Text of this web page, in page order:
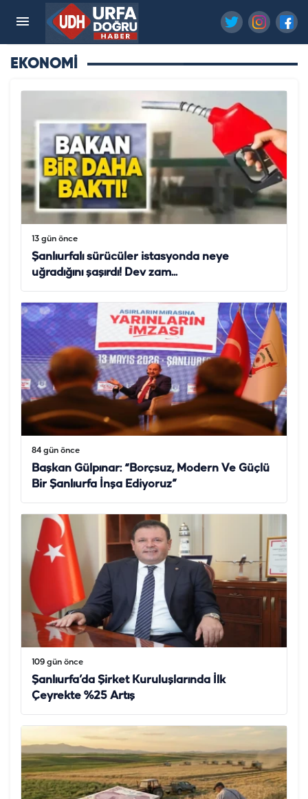
EKONOMİ
13 gün önce
Şanlıurfalı sürücüler istasyonda neye
uğradığını şaşırdı! Dev zam...
84 gün önce
Başkan Gülpınar: “Borçsuz, Modern Ve Güçlü
Bir Şanlıurfa İnşa Ediyoruz”
109 gün önce
Şanlıurfa’da Şirket Kuruluşlarında İlk
Çeyrekte %25 Artış